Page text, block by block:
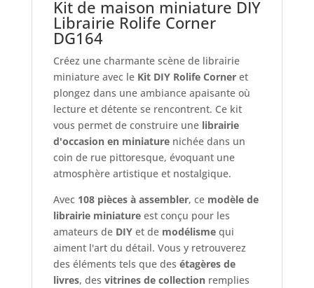
Kit de maison miniature DIY
Librairie Rolife Corner
DG164
Créez une charmante scène de librairie
miniature avec le Kit DIY Rolife Corneret
plongez dans une ambiance apaisante où
lecture et détente se rencontrent. Ce kit
vous permet de construire une librairie
d'occasion en miniaturenichée dans un
coin de rue pittoresque, évoquant une
atmosphère artistique et nostalgique.
Avec 108 pièces à assembler, ce modèle de
librairie miniatureest conçu pour les
amateurs de DIYet de modélismequi
aiment l'art du détail. Vous y retrouverez
des éléments tels que des étagères de
livres, des vitrines de collectionremplies